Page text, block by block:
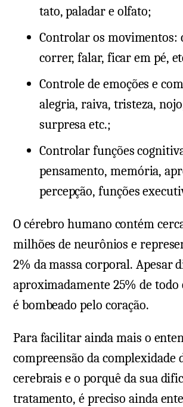
tato, paladar e olfato;
Controlar os movimentos:
correr, falar, ficar em pé,
Controle de emoções e
alegria, raiva, tristeza,
surpresa etc.;
Controlar funções
pensamento, memória,
percepção, funções
O cérebro humano contém
milhões de neurônios e
2% da massa corporal. Apesar
aproximadamente 25% de todo
é bombeado pelo coração.
Para facilitar ainda mais o
compreensão da complexidade
cerebrais e o porquê da sua
tratamento, é preciso ainda